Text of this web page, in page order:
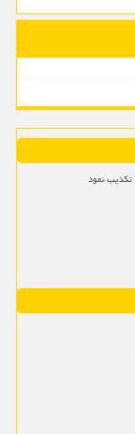
تکذیب نمود